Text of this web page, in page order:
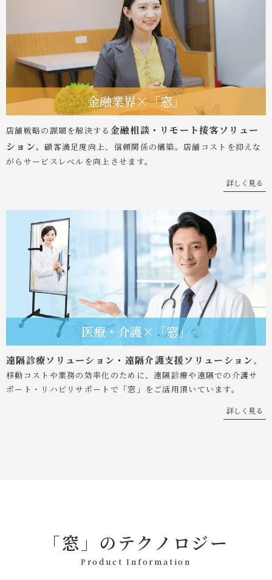
金融業界×「窓」
店舗戦略の課題を解決する 金融相談・リモート接客ソリュー
ション。顧客満足度向上、信頼関係の構築。店舗コストを抑えな
がらサービスレベルを向上させます。
詳しく見る
医療・介護×「窓」
遠隔診療ソリューション・遠隔介護支援ソリューション。
移動コストや業務の効率化のために、遠隔診療や遠隔での介護サ
ポート・リハビリサポートで「窓」をご活用頂いています。
詳しく見る
「窓」のテクノロジー
Product Information